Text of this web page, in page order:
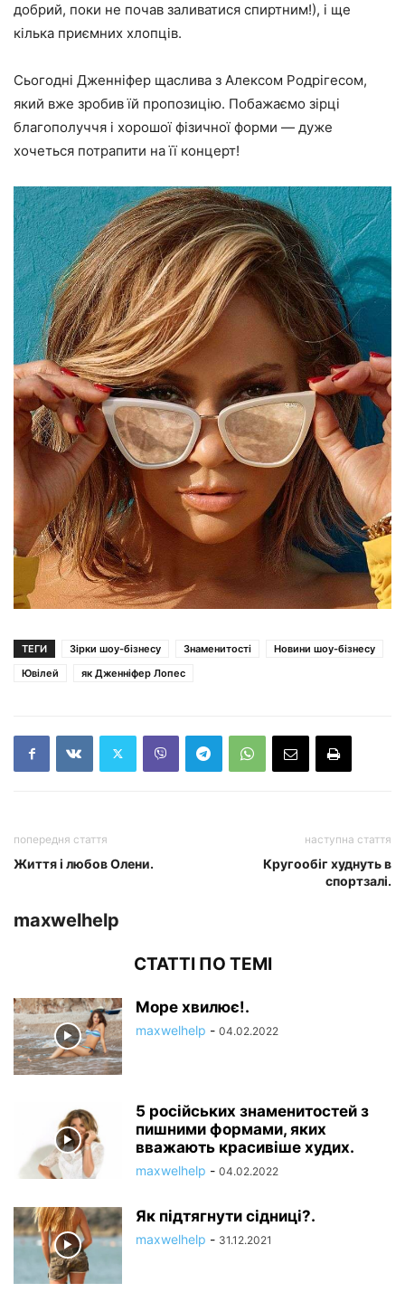
добрий, поки не почав заливатися спиртним!), і ще
кілька приємних хлопців.
Сьогодні Дженніфер щаслива з Алексом Родрігесом,
який вже зробив їй пропозицію. Побажаємо зірці
благополуччя і хорошої фізичної форми — дуже
хочеться потрапити на її концерт!
ТЕГИ Зірки шоу-бізнесу Знаменитості
Новини шоу-бізнесу
Ювілей
як Дженніфер Лопес
попередня стаття
Життя і любов Олени.
наступна стаття
Кругообіг худнуть в
спортзалі.
maxwelhelp
СТАТТІ ПО ТЕМІ
Море хвилює!.
maxwelhelp - 04.02.2022
5 російських знаменитостей з
пишними формами, яких
вважають красивіше худих.
maxwelhelp - 04.02.2022
Як підтягнути сідниці?.
maxwelhelp - 31.12.2021